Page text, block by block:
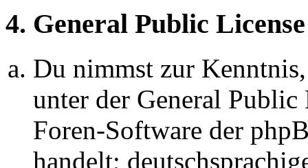
4. General Public License
Du nimmst zur
unter der General
Foren-Software der
handelt;